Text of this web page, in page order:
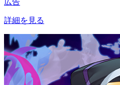
広告
詳細を見る